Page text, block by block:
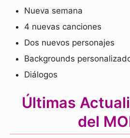
Nueva semana
4 nuevas canciones
Dos nuevos personajes
Backgrounds
Diálogos
Últimas
del